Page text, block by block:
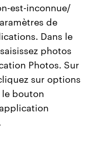
est-inconnue/
de
Dans le
photos
Photos. Sur
sur options
le bouton